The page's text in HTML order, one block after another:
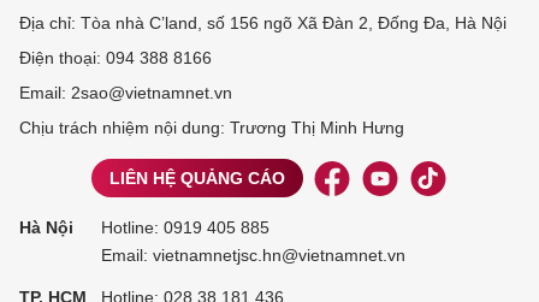
Địa chỉ: Tòa nhà C’land, số 156 ngõ Xã Đàn 2, Đống Đa, Hà Nội
Điện thoại: 094 388 8166
Email: 2sao@vietnamnet.vn
Chịu trách nhiệm nội dung: Trương Thị Minh Hưng
LIÊN HỆ QUẢNG CÁO
Hà Nội Hotline: 0919 405 885
Email: vietnamnetjsc.hn@vietnamnet.vn
TP. HCM Hotline: 028 38 181 436